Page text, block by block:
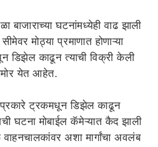
बाजाराच्या घटनांमध्येही वाढ झाली
मोठ्या प्रमाणात होणाऱ्या
डिझेल काढून त्याची विक्री केली
येत आहेत.
ट्रकमधून डिझेल काढून
घटना मोबाईल कॅमेऱ्यात कैद झाली
अशा मार्गांचा अवलंब